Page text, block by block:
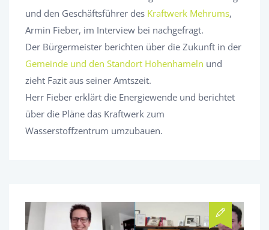
und den Geschäftsführer des Kraftwerk Mehrums,
Armin Fieber, im Interview bei nachgefragt.
Der Bürgermeister berichten über die Zukunft in der
Gemeinde und den Standort Hohenhameln und
zieht Fazit aus seiner Amtszeit.
Herr Fieber erklärt die Energiewende und berichtet
über die Pläne das Kraftwerk zum
Wasserstoffzentrum umzubauen.